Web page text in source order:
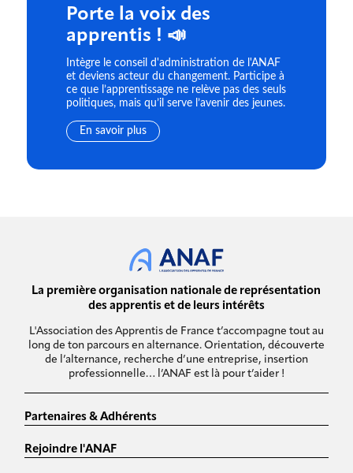
Porte la voix des
apprentis ! 📣
Intègre le conseil d'administration de l'ANAF
et deviens acteur du changement. Participe à
ce que l’apprentissage ne relève pas des seuls
politiques, mais qu’il serve l’avenir des jeunes.
En savoir plus
La première organisation nationale de représentation
des apprentis et de leurs intérêts
L'Association des Apprentis de France t’accompagne tout au
long de ton parcours en alternance. Orientation, découverte
de l’alternance, recherche d’une entreprise, insertion
professionnelle… l’ANAF est là pour t’aider !
Partenaires & Adhérents
Rejoindre l'ANAF